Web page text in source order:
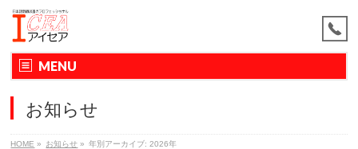
MENU
お知らせ
HOME » お知らせ » 年別アーカイブ: 2026年